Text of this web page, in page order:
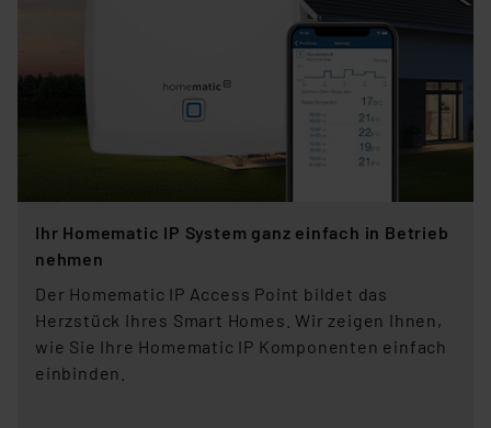
Ihr Homematic IP System ganz einfach in Betrieb
nehmen
Der Homematic IP Access Point bildet das
Herzstück Ihres Smart Homes. Wir zeigen Ihnen,
wie Sie Ihre Homematic IP Komponenten einfach
einbinden.